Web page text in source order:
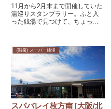
11月から2月末まで開催していた
湯巡りスタンプラリー。ふと入
った銭湯で見つけて、ちょっと
大変だったなぁ（笑とはいえ、
クリスマスにちょうどコンプリ
ートしていたので二ヶ月くらい
の期間ですね...
(温泉) スーパー銭湯
スパバレイ枚方南 [大阪/北